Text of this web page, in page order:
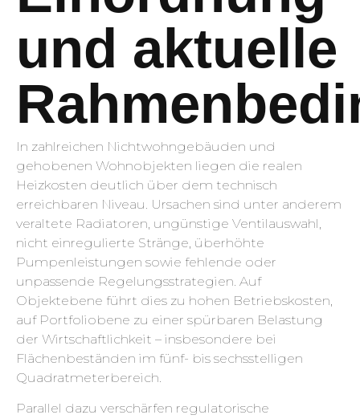
und aktuelle
In zahlreichen Nichtwohngebäuden und
gehobenen Wohnobjekten liegen die realen
Heizkosten deutlich über dem technisch
erreichbaren Niveau. Ursachen sind unter anderem
veraltete Radiatoren, ungünstige Ventilauswahl,
nicht einregulierte Stränge, überhöhte
Pumpenleistungen sowie fehlende oder
unpassende Regelungsstrategien. Auf
Objektebene führt dies zu hohen Betriebskosten,
auf Portfoliobene zu einer spürbaren Belastung
der Wirtschaftlichkeit – insbesondere bei
Flächenbeständen im fünf- bis sechsstelligen
Quadratmeterbereich.
Parallel dazu verschärfen regulatorische